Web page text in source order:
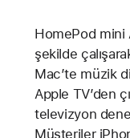
HomePod mini
şekilde
Mac’te müzik
Apple TV’den
televizyon
Müşteriler